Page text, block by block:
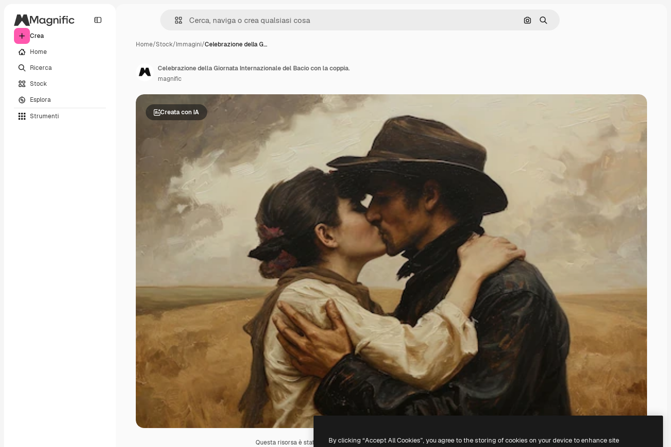
Crea
Home
Ricerca
Stock
Esplora
Strumenti
Cerca per immagine
Ricerca
Home/Stock/Immagini/Celebrazione della G…
Creata con IA
Questa risorsa è stata generata con l' IA. Creane una tua utilizzando il generatore di immagini IA.
Celebrazione della Giornata Internazionale del Bacio con la coppia.
magnific
By clicking “Accept All Cookies”, you agree to the storing of cookies on your device to enhance site